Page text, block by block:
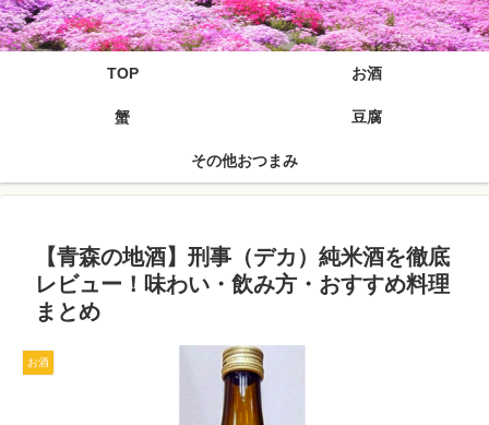
TOP お酒
蟹 豆腐
その他おつまみ
【青森の地酒】刑事（デカ）純米酒を徹底
レビュー！味わい・飲み方・おすすめ料理
まとめ
お酒